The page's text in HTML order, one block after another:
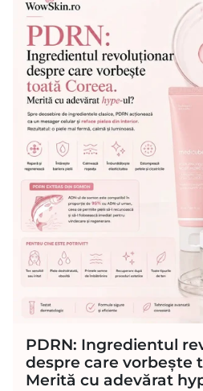
PDRN: Ingredientul
despre care vorbește
Merită cu adevărat